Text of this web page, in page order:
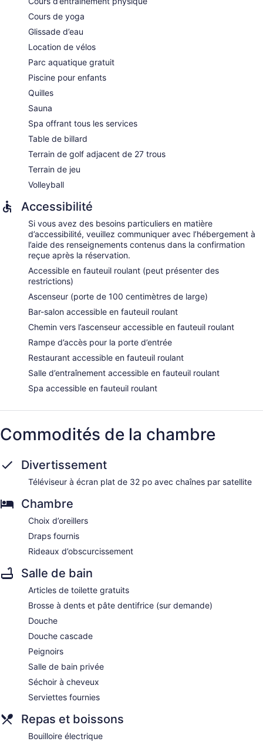
Cours de yoga
Glissade d’eau
Location de vélos
Parc aquatique gratuit
Piscine pour enfants
Quilles
Sauna
Spa offrant tous les services
Table de billard
Terrain de golf adjacent de 27 trous
Terrain de jeu
Volleyball
Accessibilité
Si vous avez des besoins particuliers en matière
d’accessibilité, veuillez communiquer avec l’hébergement à
l’aide des renseignements contenus dans la confirmation
reçue après la réservation.
Accessible en fauteuil roulant (peut présenter des
restrictions)
Ascenseur (porte de 100 centimètres de large)
Bar-salon accessible en fauteuil roulant
Chemin vers l’ascenseur accessible en fauteuil roulant
Rampe d’accès pour la porte d’entrée
Restaurant accessible en fauteuil roulant
Salle d’entraînement accessible en fauteuil roulant
Spa accessible en fauteuil roulant
Commodités de la chambre
Divertissement
Téléviseur à écran plat de 32 po avec chaînes par satellite
Chambre
Choix d’oreillers
Draps fournis
Rideaux d’obscurcissement
Salle de bain
Articles de toilette gratuits
Brosse à dents et pâte dentifrice (sur demande)
Douche
Douche cascade
Peignoirs
Salle de bain privée
Séchoir à cheveux
Serviettes fournies
Repas et boissons
Bouilloire électrique